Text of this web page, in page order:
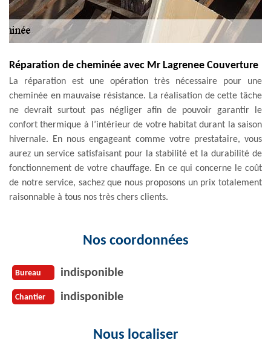
Réparation de cheminée avec Mr Lagrenee Couverture
La réparation est une opération très nécessaire pour une
cheminée en mauvaise résistance. La réalisation de cette tâche
ne devrait surtout pas négliger afin de pouvoir garantir le
confort thermique à l’intérieur de votre habitat durant la saison
hivernale. En nous engageant comme votre prestataire, vous
aurez un service satisfaisant pour la stabilité et la durabilité de
fonctionnement de votre chauffage. En ce qui concerne le coût
de notre service, sachez que nous proposons un prix totalement
raisonnable à tous nos très chers clients.
Nos coordonnées
Bureau indisponible
Chantier indisponible
Nous localiser